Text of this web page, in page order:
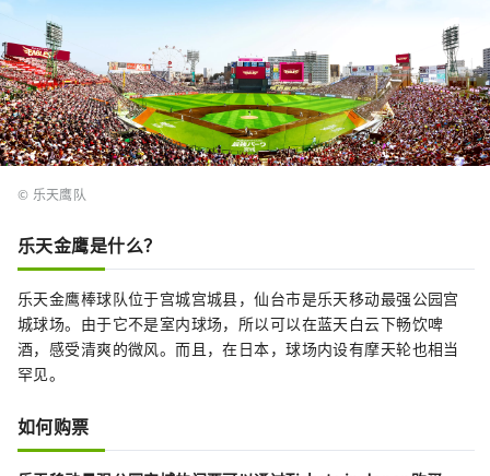
© 乐天鹰队
乐天金鹰是什么？
乐天金鹰棒球队位于宫城宫城县，仙台市是乐天移动最强公园宫
城球场。由于它不是室内球场，所以可以在蓝天白云下畅饮啤
酒，感受清爽的微风。而且，在日本，球场内设有摩天轮也相当
罕见。
如何购票